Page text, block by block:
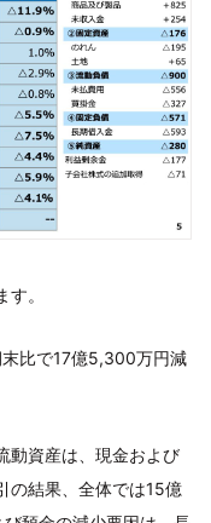
。
比で17億5,300万円減
動資産は、現金および
の結果、全体では15億